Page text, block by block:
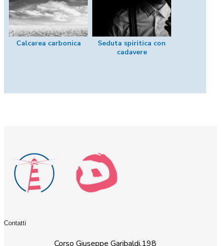
Calcarea carbonica
Seduta spiritica con
cadavere
Contatti
Corso Giuseppe Garibaldi,198